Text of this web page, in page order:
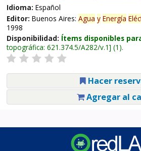
Idioma: Español
Editor: Buenos Aires: Agua y Energía
1998
Disponibilidad: Ítems disponibles
topográfica: 621.374.5/A282/v.1 (1).
Hacer
Agregar al